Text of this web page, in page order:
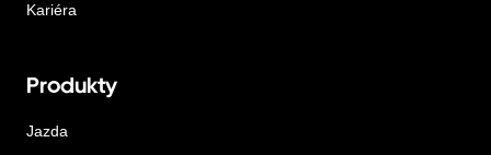
Kariéra
Produkty
Jazda